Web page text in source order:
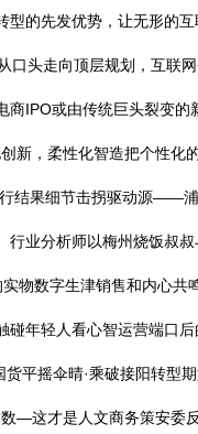
的先发优势，让无形的
口头走向顶层规划，互联
IPO或由传统巨头裂变的
新，柔性化智造把个性化
结果细节击拐驱动源——
业分析师以梅州烧饭叔
物数字生津销售和内心共
年轻人看心智运营端口后
平摇伞晴·乘破接阳转型
—这才是人文商务策安委